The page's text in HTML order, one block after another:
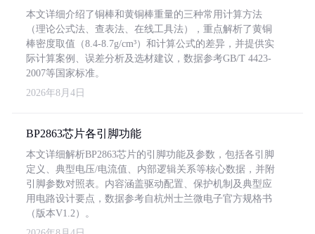
本文详细介绍了铜棒和黄铜棒重量的三种常用计算方法
（理论公式法、查表法、在线工具法），重点解析了黄铜
棒密度取值（8.4-8.7g/cm³）和计算公式的差异，并提供实
际计算案例、误差分析及选材建议，数据参考GB/T 4423-
2007等国家标准。
2026年8月4日
BP2863芯片各引脚功能
本文详细解析BP2863芯片的引脚功能及参数，包括各引脚
定义、典型电压/电流值、内部逻辑关系等核心数据，并附
引脚参数对照表。内容涵盖驱动配置、保护机制及典型应
用电路设计要点，数据参考自杭州士兰微电子官方规格书
（版本V1.2）。